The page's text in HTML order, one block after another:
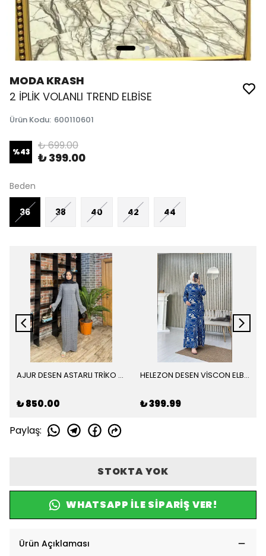
MODA KRASH
2 İPLİK VOLANLI TREND ELBİSE
Ürün Kodu: 600110601
%43 ₺ 699.00
₺ 399.00
Beden
36 38 40 42 44
AJUR DESEN ASTARLI TRİKO ELBİSE
₺ 850.00
HELEZON DESEN VİSCON ELBİSE
₺ 399.99
Paylaş:
STOKTA YOK
WHATSAPP ILE SIPARIŞ VER!
Ürün Açıklaması